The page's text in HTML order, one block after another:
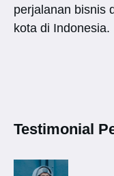
perjalanan bisnis
kota di Indonesia.
Testimonial